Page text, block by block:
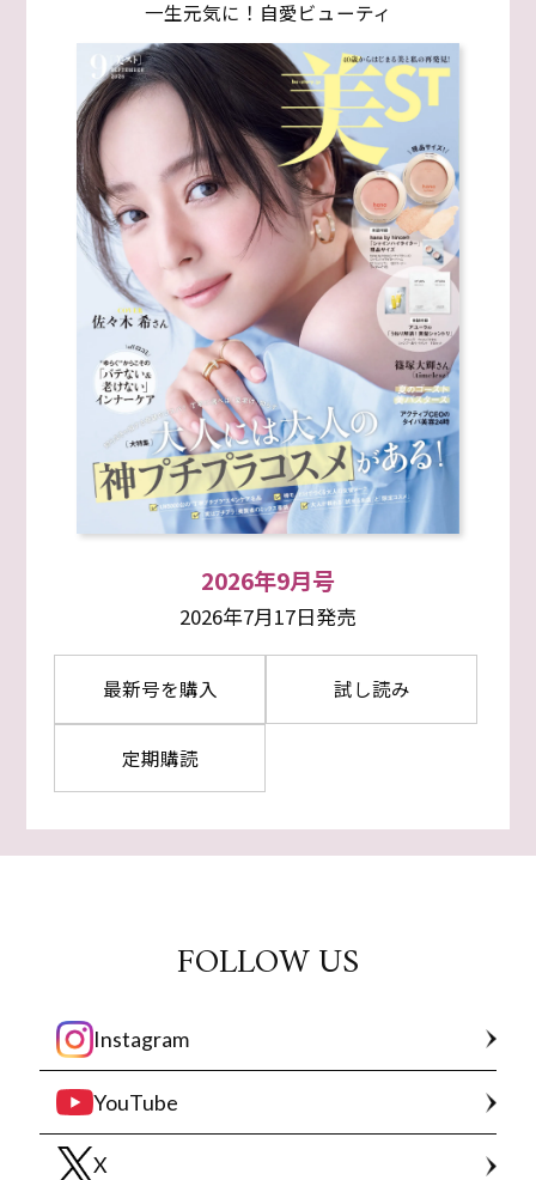
一生元気に！自愛ビューティ
2026年9月号
2026年7月17日発売
最新号を購入 試し読み
定期購読
FOLLOW US
Instagram
YouTube
X